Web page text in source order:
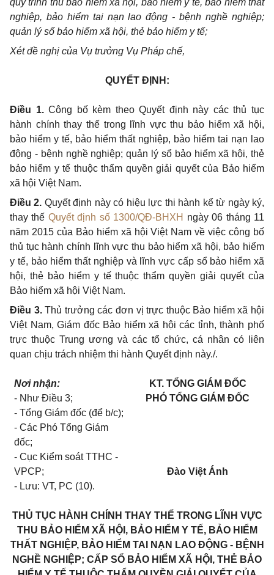
quy trình thu bảo hiểm xã hội, bảo hiểm y tế, bảo hiểm thất
nghiệp, bảo hiểm tai nạn lao động - bệnh nghề nghiệp;
quản lý sổ bảo hiểm xã hội, thẻ bảo hiểm y tế;
Xét đề nghị của Vụ trưởng Vụ Pháp chế,
QUYẾT ĐỊNH:
Điều 1.Công bố kèm theo Quyết định này các thủ tục
hành chính thay thế trong lĩnh vực thu bảo hiểm xã hội,
bảo hiểm y tế, bảo hiểm thất nghiệp, bảo hiểm tai nạn lao
động - bệnh nghề nghiệp; quản lý sổ bảo hiểm xã hội, thẻ
bảo hiểm y tế thuộc thẩm quyền giải quyết của Bảo hiểm
xã hội Việt Nam.
Điều 2. Quyết định này có hiệu lực thi hành kể từ ngày ký,
thay thế Quyết định số 1300/QĐ-BHXH ngày 06 tháng 11
năm 2015 của Bảo hiểm xã hội Việt Nam về việc công bố
thủ tục hành chính lĩnh vực thu bảo hiểm xã hội, bảo hiểm
y tế, bảo hiểm thất nghiệp và lĩnh vực cấp sổ bảo hiểm xã
hội, thẻ bảo hiểm y tế thuộc thẩm quyền giải quyết của
Bảo hiểm xã hội Việt Nam.
Điều 3. Thủ trưởng các đơn vị trực thuộc Bảo hiểm xã hội
Việt Nam, Giám đốc Bảo hiểm xã hội các tỉnh, thành phố
trực thuộc Trung ương và các tổ chức, cá nhân có liên
quan chịu trách nhiệm thi hành Quyết định này./.
Nơi nhận:
- Như Điều 3;
- Tổng Giám đốc (để b/c);
- Các Phó Tổng Giám
đốc;
- Cục Kiểm soát TTHC -
VPCP;
- Lưu: VT, PC (10).
KT. TỔNG GIÁM ĐỐC
PHÓ TỔNG GIÁM ĐỐC
Đào Việt Ánh
THỦ TỤC HÀNH CHÍNH THAY THẾ TRONG LĨNH VỰC
THU BẢO HIỂM XÃ HỘI, BẢO HIỂM Y TẾ, BẢO HIỂM
THẤT NGHIỆP, BẢO HIỂM TAI NẠN LAO ĐỘNG - BỆNH
NGHỀ NGHIỆP; CẤP SỔ BẢO HIỂM XÃ HỘI, THẺ BẢO